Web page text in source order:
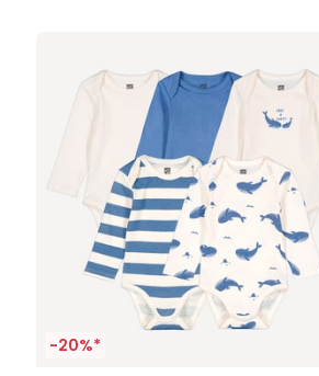
-20%*